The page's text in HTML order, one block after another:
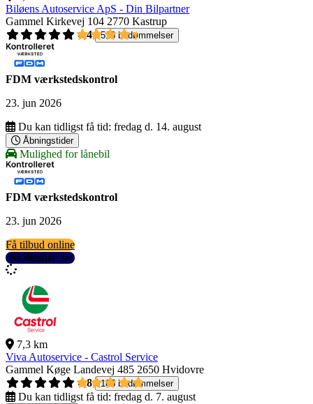
Biløens Autoservice ApS - Din Bilpartner
Gammel Kirkevej 104 2770 Kastrup
4,4
518 bedømmelser
FDM værkstedskontrol
23. jun 2026
Du kan tidligst få tid: fredag d. 14. august
Åbningstider
Mulighed for lånebil
FDM værkstedskontrol
23. jun 2026
Få tilbud online
Se detaljer
7,3 km
Viva Autoservice - Castrol Service
Gammel Køge Landevej 485 2650 Hvidovre
4,8
185 bedømmelser
Du kan tidligst få tid: fredag d. 7. august